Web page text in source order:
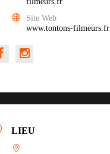
Site Web
www.tontons-filmeurs.fr
LIEU